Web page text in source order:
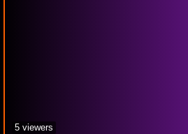
5 viewers